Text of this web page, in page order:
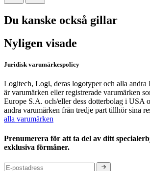
Du kanske också gillar
Nyligen visade
Juridisk varumärkespolicy
Logitech, Logi, deras logotyper och alla andra
är varumärken eller registrerade varumärken
Europe S.A. och/eller dess dotterbolag i USA
andra varumärken från tredje part tillhör sina
alla varumärken
Prenumerera för att ta del av ditt
exklusiva förmåner.